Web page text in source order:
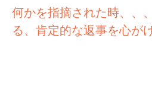
何かを指摘された時、、
る、肯定的な返事を心が